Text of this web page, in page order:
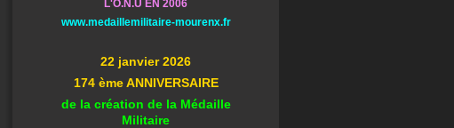
L'O.N.U EN 2006
www.medaillemilitaire-mourenx.fr
22 janvier 2026
174 ème ANNIVERSAIRE
de la création de la Médaille
Militaire